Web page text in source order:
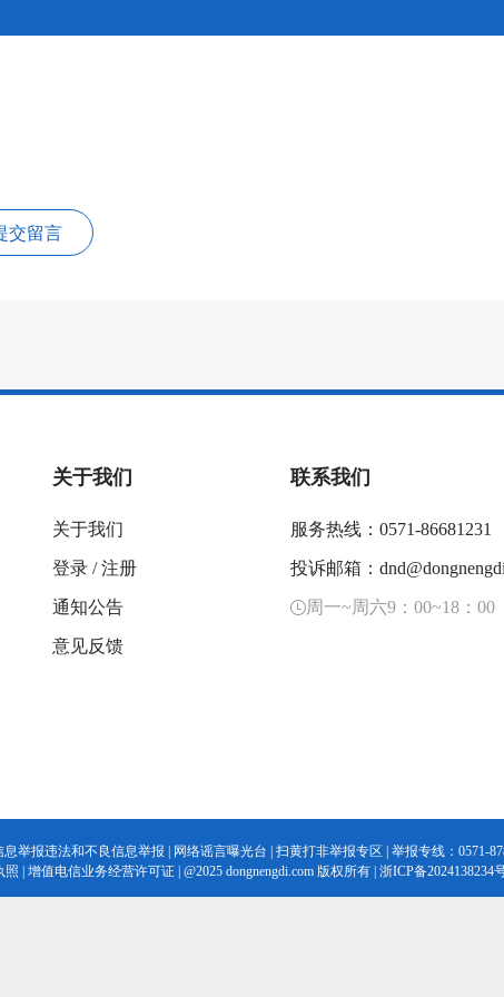
交留言
关于我们
关于我们
登录 /注册
通知公告
意见反馈
联系我们
服务热线：0571-86681231
投诉邮箱：
周一~周六9：00~18：00
息举报违法和不良信息举报 网络谣言曝光台 扫黄打非举报专区 | 举报专线：0571-
照
增值电信业务经营许可证 @2025 dongnengdi.com 版权所有 | 浙ICP备2024138234